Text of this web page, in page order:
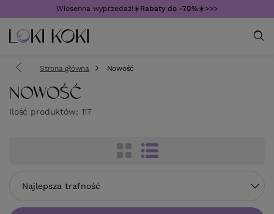
Wiosenna wyprzedaż!☀️Rabaty do -70%☀️>>>
Strona główna Nowość
NOWOŚĆ
Ilość produktów: 117
Zmień sortowanie
Najlepsza trafność